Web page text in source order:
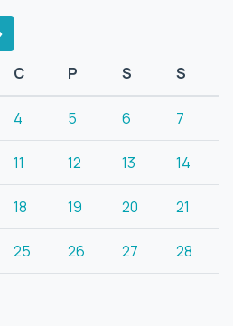
C P S S
4 5 6 7
11 12 13 14
18 19 20 21
25 26 27 28